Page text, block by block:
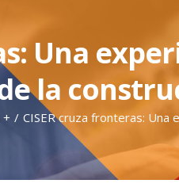
Una
la
/ CISER cruza fronteras: Una